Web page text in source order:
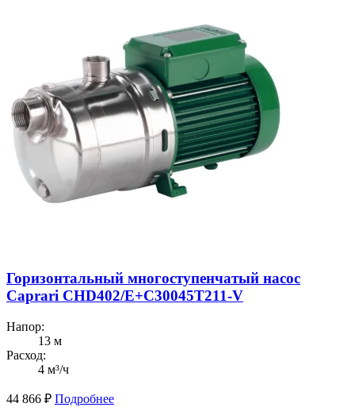
Горизонтальный многоступенчатый насос
Caprari CHD402/Е+C30045T211-V
Напор:
13 м
Расход:
4 м³/ч
44 866 ₽ Подробнее